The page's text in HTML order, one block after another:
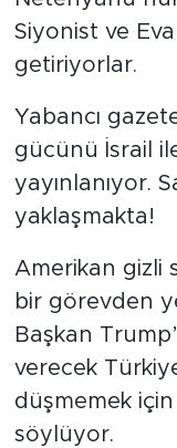
Siyonist ve
getiriyorlar.
Yabancı
gücünü İsrail
yayınlanıyor.
yaklaşmakta!
Amerikan gizli
bir görevden
Başkan
verecek
düşmemek için
söylüyor.
Politika